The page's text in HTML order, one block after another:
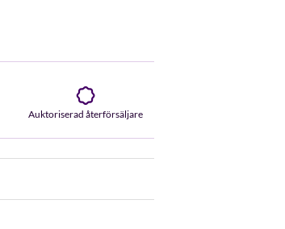
Auktoriserad återförsäljare